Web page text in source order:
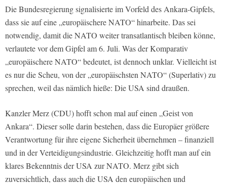
Die Bundesregierung signalisierte im Vorfeld des Ankara-Gipfels,
dass sie auf eine „europäischere NATO“ hinarbeite. Das sei
notwendig, damit die NATO weiter transatlantisch bleiben könne,
verlautete vor dem Gipfel am 6. Juli. Was der Komparativ
„europäischere NATO“ bedeutet, ist dennoch unklar. Vielleicht ist
es nur die Scheu, von der „europäischsten NATO“ (Superlativ) zu
sprechen, weil das nämlich hieße: Die USA sind draußen.
Kanzler Merz (CDU) hofft schon mal auf einen „Geist von
Ankara“. Dieser solle darin bestehen, dass die Europäer größere
Verantwortung für ihre eigene Sicherheit übernehmen – finanziell
und in der Verteidigungsindustrie. Gleichzeitig hofft man auf ein
klares Bekenntnis der USA zur NATO. Merz gibt sich
zuversichtlich, dass auch die USA den europäischen und